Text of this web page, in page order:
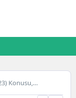
Konusu,